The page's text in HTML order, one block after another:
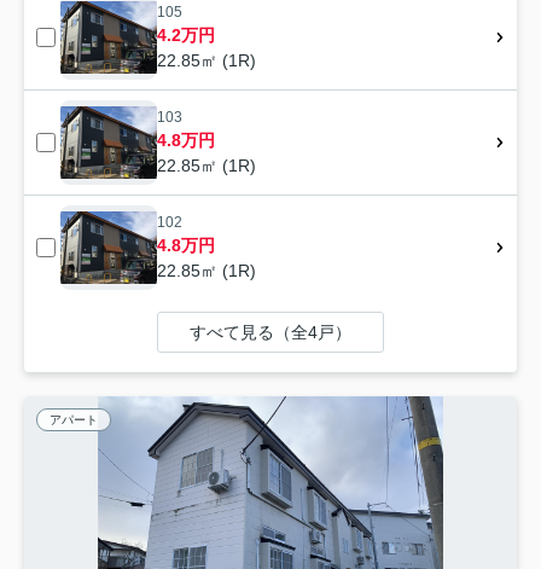
105
4.2万円
22.85㎡ (1R)
103
4.8万円
22.85㎡ (1R)
102
4.8万円
22.85㎡ (1R)
すべて見る（全4戸）
アパート